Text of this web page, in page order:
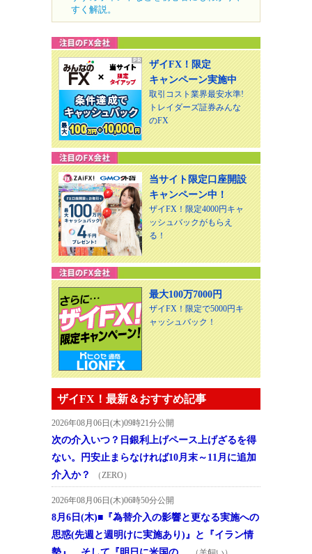
すく解説。
ザイFX！限定
キャンペーン実施中
取引コスト業界最安水準!
トレイダーズ証券みんな
のFX
当サイト限定口座開設
キャンペーン中！
ザイFX！限定4000円キャ
ッシュバックがもらえ
る！
最大100万7000円
ザイFX！限定で5000円キ
ャッシュバック！
ザイFX！最新＆おすすめ記事
2026年08月06日(木)09時21分公開
次の介入いつ？日銀利上げペース上げざるを得
ない。円安止まらなければ10月末～11月に追加
介入か？
（ZERO）
2026年08月06日(木)06時50分公開
8月6日(木)■『為替介入の影響と更なる実施への
思惑(先週と週明けに実施あり)』と『イラン情